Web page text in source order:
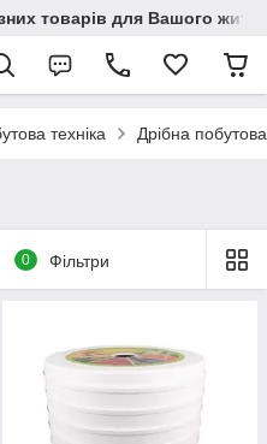
товарів для Вашого
техніка Дрібна
0 Фільтри